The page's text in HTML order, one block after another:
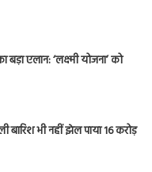
बड़ा एलान: ‘लक्ष्मी योजना’ को
बारिश भी नहीं झेल पाया 16 करोड़